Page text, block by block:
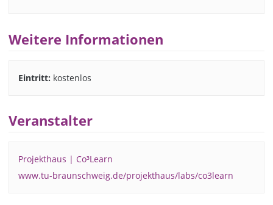
Weitere Informationen
Eintritt: kostenlos
Veranstalter
Projekthaus | Co³Learn
www.tu-braunschweig.de/projekthaus/labs/co3learn